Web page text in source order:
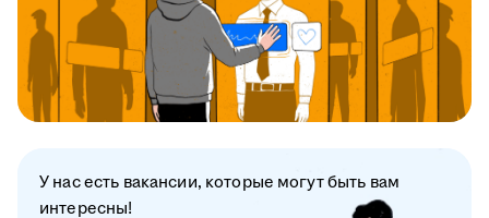
У нас есть вакансии, которые могут быть вам
интересны!